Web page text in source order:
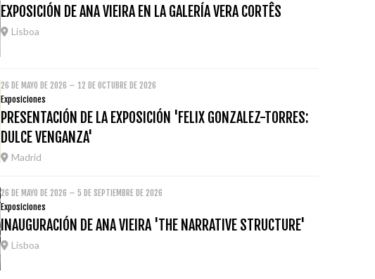
EXPOSICIÓN DE ANA VIEIRA EN LA GALERÍA VERA CORTÊS
Lisboa
26 DE MAYO DE 2026 – 12 DE OCTUBRE DE 2026
Exposiciones
PRESENTACIÓN DE LA EXPOSICIÓN 'FELIX GONZALEZ-TORRES:
DULCE VENGANZA'
Madrid
26 DE MAYO DE 2026 – 5 DE SEPTIEMBRE DE 2026
Exposiciones
INAUGURACIÓN DE ANA VIEIRA 'THE NARRATIVE STRUCTURE'
Lisboa